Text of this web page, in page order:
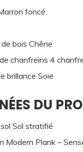
foncé
bois Chêne
chanfreins 4
brillance Soie
DU
Sol stratifié
Modern Plank –